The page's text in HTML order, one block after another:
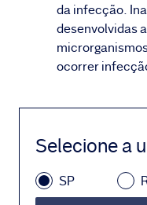
da infecção.
desenvolvidas
ocorrer
Selecione a
SP